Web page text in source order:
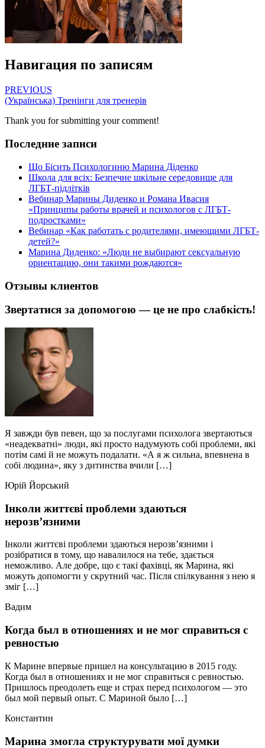
Навигация по записям
PREVIOUS
(Українська) Тренінги для тренерів
Thank you for submitting your comment!
Последние записи
Що Бісить Психологиню Марина Діденко
Школа для всіх: Безпечне шкільне середовище для
ЛГБТ-підлітків
Вебинар Марины Диденко и Романа Ивасия
«Принципы работы врачей и психологов с ЛГБТ-
подростками»
Вебинар «Как работать с родителями, имеющими ЛГБТ-
детей?»
Марина Диденко: «Люди не выбирают сексуальную
ориентацию, они такими рождаются»
Отзывы клиентов
Звертатися за допомогою — це не про слабкість!
Я завжди був певен, що за послугами психолога звертаються
«неадекватні» люди, які просто надумують собі проблеми, які
потім самі й не можуть подалати. «А я ж сильна, впевнена в
собі людина», яку з дитинства вчили […]
Юрій Йорський
Інколи життєві проблеми здаються
нерозв’язними
Інколи життєві проблеми здаються нерозв’язними і
розібратися в тому, що навалилося на тебе, здається
неможливо. Але добре, що є такі фахівці, як Марина, які
можуть допомогти у скрутний час. Після спілкування з нею я
зміг […]
Вадим
Когда был в отношениях и не мог справиться с
ревностью
К Марине впервые пришел на консультацию в 2015 году.
Когда был в отношениях и не мог справиться с ревностью.
Пришлось преодолеть еще и страх перед психологом — это
был мой первый опыт. С Мариной было […]
Константин
Марина змогла структурувати мої думки